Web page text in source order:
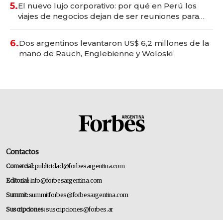
5.El nuevo lujo corporativo: por qué en Perú los
viajes de negocios dejan de ser reuniones para
6.Dos argentinos levantaron US$ 6,2 millones de la
mano de Rauch, Englebienne y Woloski
Contactos
Comercial:publicidad@forbesargentina.com
Editorial:info@forbesargentina.com
Summit:summitforbes@forbesargentina.com
Suscripciones:suscripciones@forbes.ar